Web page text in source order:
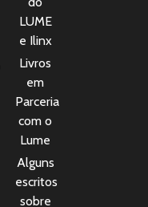
LUME
e Ilinx
Livros
em
Parceria
com o
Lume
Alguns
escritos
sobre